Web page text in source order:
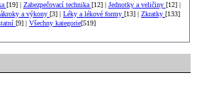
[19] | Zabezpečovací technika [12] | Jednotky a veličiny [12] |
a výkony[3] |Léky a lékové formy[13] |Zkratky[133]
[9] |Všechny kategorie[519]